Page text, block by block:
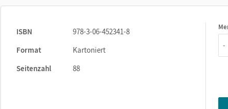
einem Lösungsbeileger für das selbstständige Lernen.
Das Heft ist lehrwerkunabhängig einsetzbar. Schülerinnen und
ISBN
978-3-06-452341-8
Format
Kartoniert
Seitenzahl
88
1
-